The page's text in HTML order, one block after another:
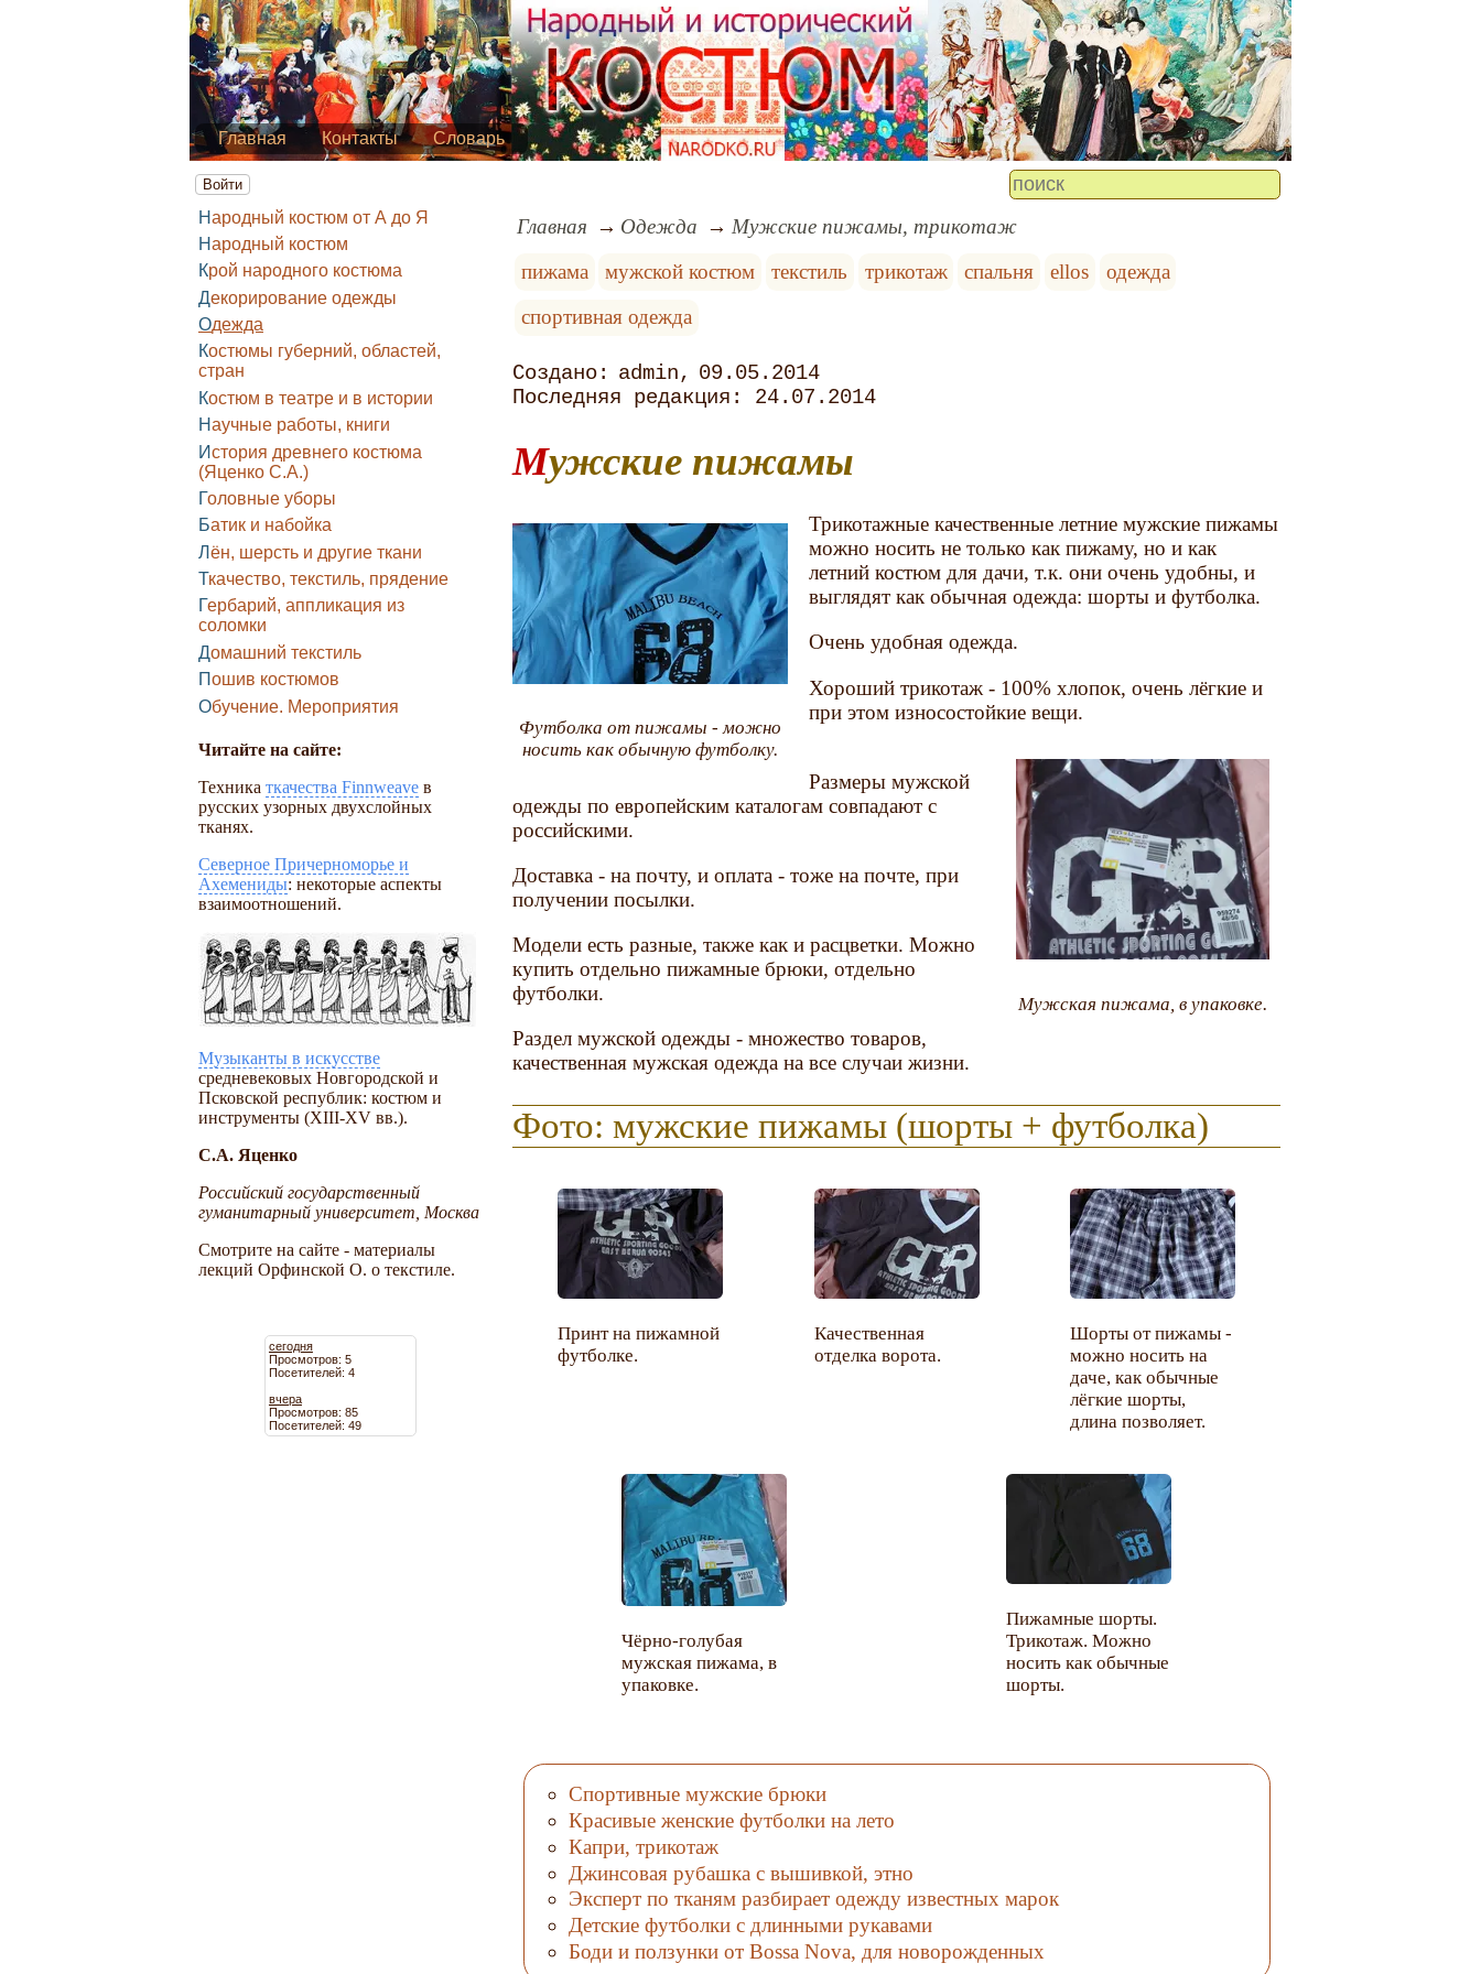
Главная Контакты Словарь
Войти
Народный костюм от А до Я
Народный костюм
Крой народного костюма
Декорирование одежды
Одежда
Костюмы губерний, областей,
стран
Костюм в театре и в истории
Научные работы, книги
История древнего костюма
(Яценко С.А.)
Головные уборы
Батик и набойка
Лён, шерсть и другие ткани
Ткачество, текстиль, прядение
Гербарий, аппликация из
соломки
Домашний текстиль
Пошив костюмов
Обучение. Мероприятия
Читайте на сайте:
Техника ткачества Finnweave в
русских узорных двухслойных
тканях.
Северное Причерноморье и
Ахемениды: некоторые аспекты
взаимоотношений.
Музыканты в искусстве
средневековых Новгородской и
Псковской республик: костюм и
инструменты (XIII-XV вв.).
С.А. Яценко
Российский государственный
гуманитарный университет, Москва
Смотрите на сайте - материалы
лекций Орфинской О. о текстиле.
сегодня
Просмотров: 5
Посетителей: 4
вчера
Просмотров: 85
Посетителей: 49
Главная Одежда
Мужские пижамы, трикотаж
пижама
мужской костюм текстиль трикотаж спальня ellos
одежда
спортивная одежда
admin
09.05.2014
24.07.2014
Мужские пижамы
Футболка от пижамы - можно
носить как обычную футболку.
Трикотажные качественные летние мужские пижамы
можно носить не только как пижаму, но и как
летний костюм для дачи, т.к. они очень удобны, и
выглядят как обычная одежда: шорты и футболка.
Очень удобная одежда.
Хороший трикотаж - 100% хлопок, очень лёгкие и
при этом износостойкие вещи.
Мужская пижама, в упаковке.
Размеры мужской
одежды по европейским каталогам совпадают с
российскими.
Доставка - на почту, и оплата - тоже на почте, при
получении посылки.
Модели есть разные, также как и расцветки. Можно
купить отдельно пижамные брюки, отдельно
футболки.
Раздел мужской одежды - множество товаров,
качественная мужская одежда на все случаи жизни.
Фото: мужские пижамы (шорты + футболка)
Принт на пижамной
футболке.
Качественная
отделка ворота.
Шорты от пижамы -
можно носить на
даче, как обычные
лёгкие шорты,
длина позволяет.
Чёрно-голубая
мужская пижама, в
упаковке.
Пижамные шорты.
Трикотаж. Можно
носить как обычные
шорты.
Спортивные мужские брюки
Красивые женские футболки на лето
Капри, трикотаж
Джинсовая рубашка с вышивкой, этно
Эксперт по тканям разбирает одежду известных марок
Детские футболки с длинными рукавами
Боди и ползунки от Bossa Nova, для новорожденных